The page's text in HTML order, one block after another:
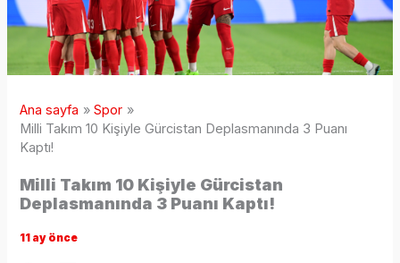
Ana sayfa
Spor
Milli Takım 10 Kişiyle Gürcistan Deplasmanında 3 Puanı
Kaptı!
Milli Takım 10 Kişiyle Gürcistan
Deplasmanında 3 Puanı Kaptı!
11 ay önce